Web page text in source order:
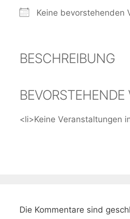
Keine bevorstehenden
BESCHREIBUNG
<li>Keine Veranstaltungen
Die Kommentare sind